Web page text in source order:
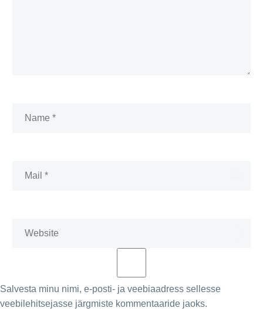
Salvesta minu nimi, e-posti- ja veebiaadress sellesse
veebilehitsejasse järgmiste kommentaaride jaoks.